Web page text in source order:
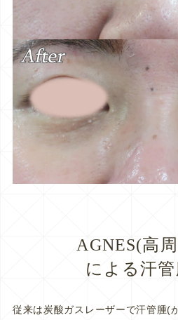
AGNES(高
による汗
従来は炭酸ガスレーザーで汗管腫(